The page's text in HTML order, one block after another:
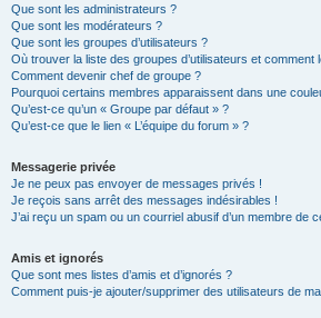
Que sont les administrateurs ?
Que sont les modérateurs ?
Que sont les groupes d’utilisateurs ?
Où trouver la liste des groupes d’utilisateurs et comment
Comment devenir chef de groupe ?
Pourquoi certains membres apparaissent dans une
Qu’est-ce qu’un « Groupe par défaut » ?
Qu’est-ce que le lien « L’équipe du forum » ?
Messagerie privée
Je ne peux pas envoyer de messages privés !
Je reçois sans arrêt des messages indésirables !
J’ai reçu un spam ou un courriel abusif d’un membre de
Amis et ignorés
Que sont mes listes d’amis et d’ignorés ?
Comment puis-je ajouter/supprimer des utilisateurs de ma